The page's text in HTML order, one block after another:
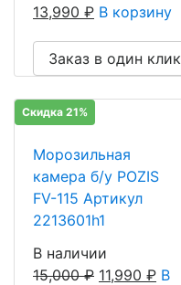
13,990 ₽ В корзину
Заказ в один клик
Скидка 21%
Морозильная
камера б/у POZIS
FV-115 Артикул
2213601h1
В наличии
15,000₽ 11,990 ₽ В